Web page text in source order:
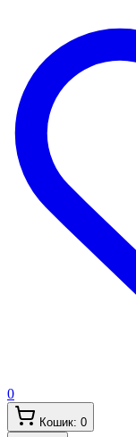
0
Кошик: 0